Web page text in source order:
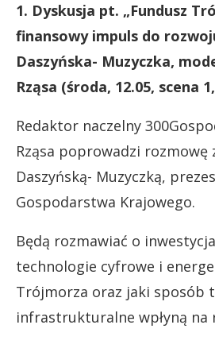
1. Dyskusja pt. „Fundusz
finansowy impuls do
Daszyńska- Muzyczka,
Rząsa (środa, 12.05, scena
Redaktor naczelny
Rząsa poprowadzi rozmowę
Daszyńską- Muzyczką,
Gospodarstwa Krajowego.
Będą rozmawiać o
technologie cyfrowe i
Trójmorza oraz jaki sposób
infrastrukturalne wpłyną na